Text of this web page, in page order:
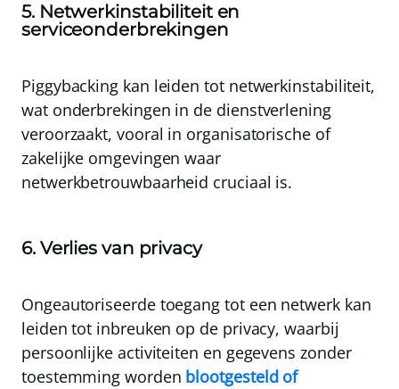
5. Netwerkinstabiliteit en
serviceonderbrekingen
Piggybacking kan leiden tot netwerkinstabiliteit,
wat onderbrekingen in de dienstverlening
veroorzaakt, vooral in organisatorische of
zakelijke omgevingen waar
netwerkbetrouwbaarheid cruciaal is.
6. Verlies van privacy
Ongeautoriseerde toegang tot een netwerk kan
leiden tot inbreuken op de privacy, waarbij
persoonlijke activiteiten en gegevens zonder
toestemming worden blootgesteld of